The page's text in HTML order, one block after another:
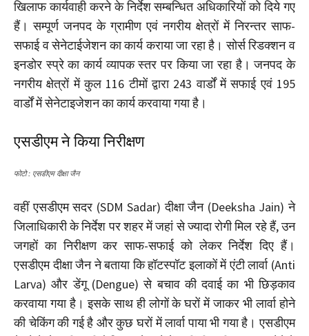
खिलाफ कार्यवाही करने के निर्देश सम्बन्धित अधिकारियों को दिये गए
हैं। सम्पूर्ण जनपद के ग्रामीण एवं नगरीय क्षेत्रों में निरन्तर साफ-
सफाई व सेनेटाईजेशन का कार्य कराया जा रहा है। सोर्स रिडक्शन व
इनडोर स्प्रे का कार्य व्यापक स्तर पर किया जा रहा है। जनपद के
नगरीय क्षेत्रों में कुल 116 टीमों द्वारा 243 वार्डों में सफाई एवं 195
वार्डों में सेनेटाइजेशन का कार्य करवाया गया है।
एसडीएम ने किया निरीक्षण
फोटो : एसडीएम दीक्षा जैन
वहीं एसडीएम सदर (SDM Sadar) दीक्षा जैन (Deeksha Jain) ने
जिलाधिकारी के निर्देश पर शहर में जहां से ज्यादा रोगी मिल रहे हैं, उन
जगहों का निरीक्षण कर साफ-सफाई को लेकर निर्देश दिए हैं।
एसडीएम दीक्षा जैन ने बताया कि हॉटस्पॉट इलाकों में एंटी लार्वा (Anti
Larva) और डेंगू (Dengue) से बचाव की दवाई का भी छिड़काव
करवाया गया है। इसके साथ ही लोगों के घरों में जाकर भी लार्वा होने
की चेकिंग की गई है और कुछ घरों में लार्वा पाया भी गया है। एसडीएम